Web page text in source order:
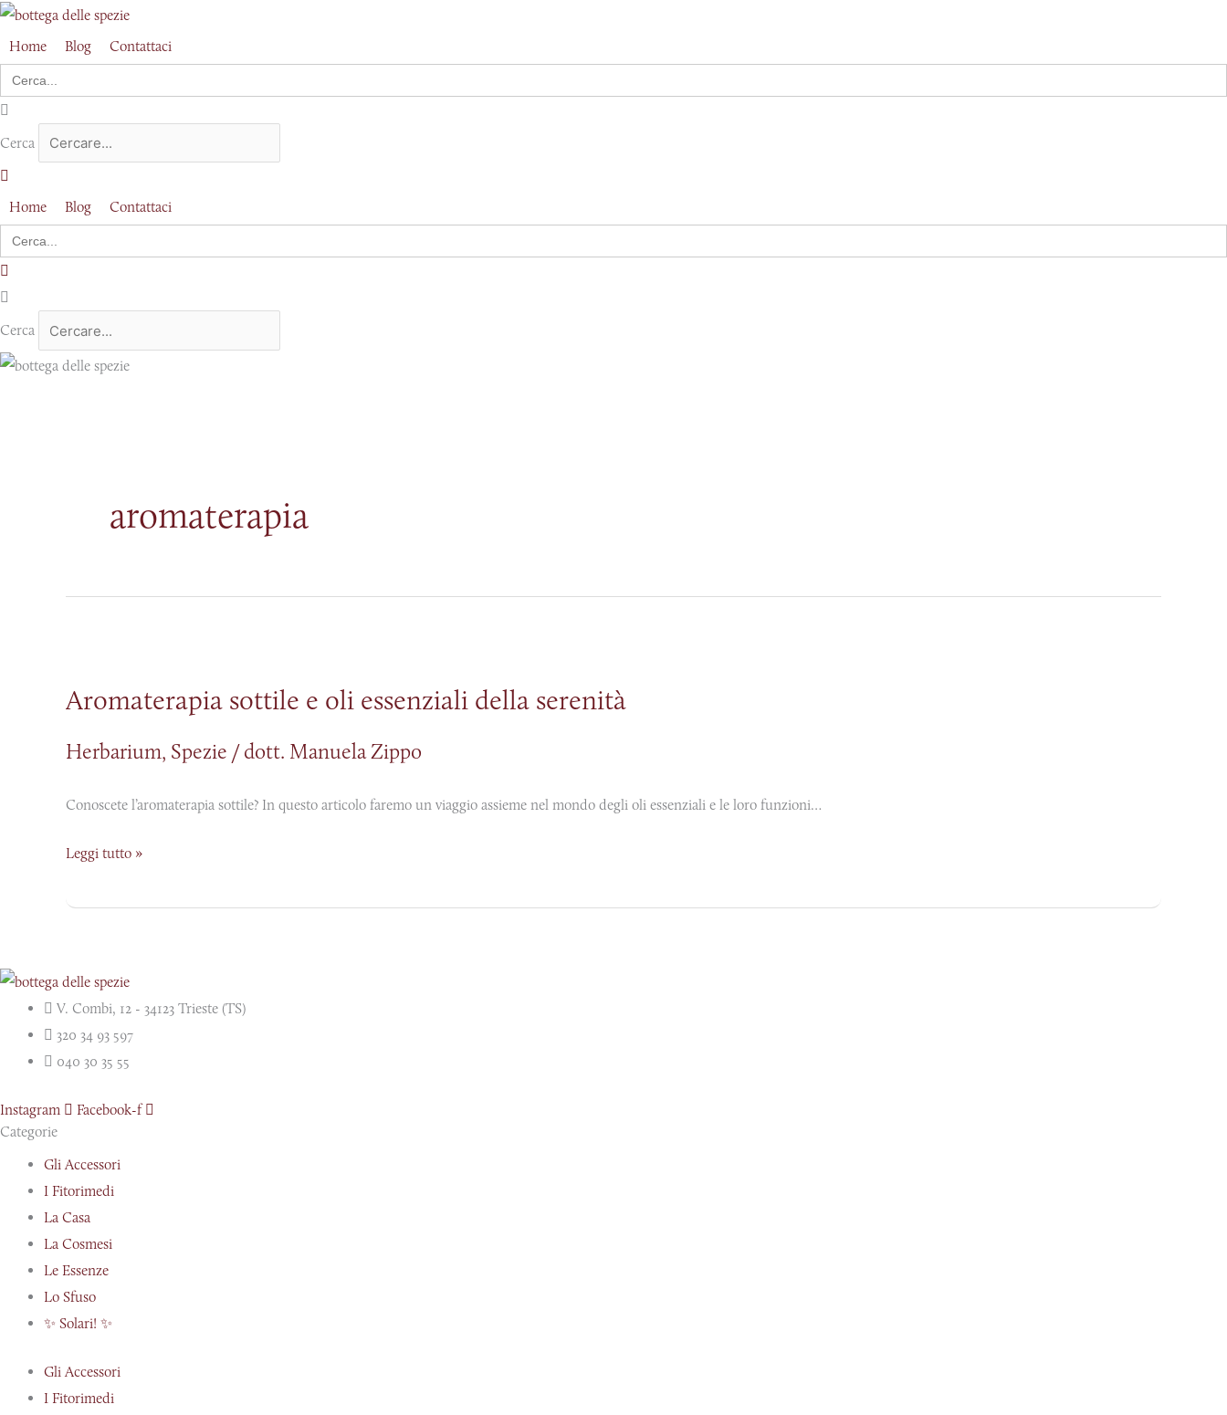
Vai
contenuto
Home Blog
Contattaci
Search
for:
Cerca
Home Blog
Contattaci
Search
for:
Cerca
aromaterapia
Aromaterapia sottile e oli essenziali della serenità
Herbarium, Spezie /dott. Manuela Zippo
Conoscete l’aromaterapia sottile? In questo articolo faremo un viaggio assieme nel mondo degli oli essenziali e le loro funzioni…
e
essenziali
serenità
Leggi tutto »
V. Combi, 12 - 34123 Trieste (TS)
320 34 93 597
040 30 35 55
Instagram
Facebook-f
Categorie
Gli Accessori
I Fitorimedi
La Casa
La Cosmesi
Le Essenze
Lo Sfuso
✨ Solari! ✨
Gli Accessori
I Fitorimedi